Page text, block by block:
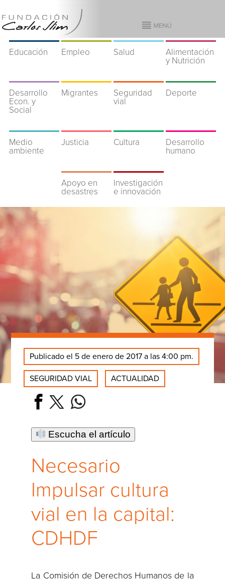
Educación Empleo Salud
Alimentación
y Nutrición
Desarrollo
Econ. y
Social
Migrantes
Seguridad
vial
Deporte
Medio
ambiente
Justicia Cultura
Desarrollo
humano
Apoyo en
desastres
Investigación
e innovación
Publicado el 5 de enero de 2017 a las 4:00 pm.
SEGURIDAD VIAL ACTUALIDAD
Escucha el artículo
Necesario
Impulsar cultura
vial en la capital:
CDHDF
La Comisión de Derechos Humanos de la